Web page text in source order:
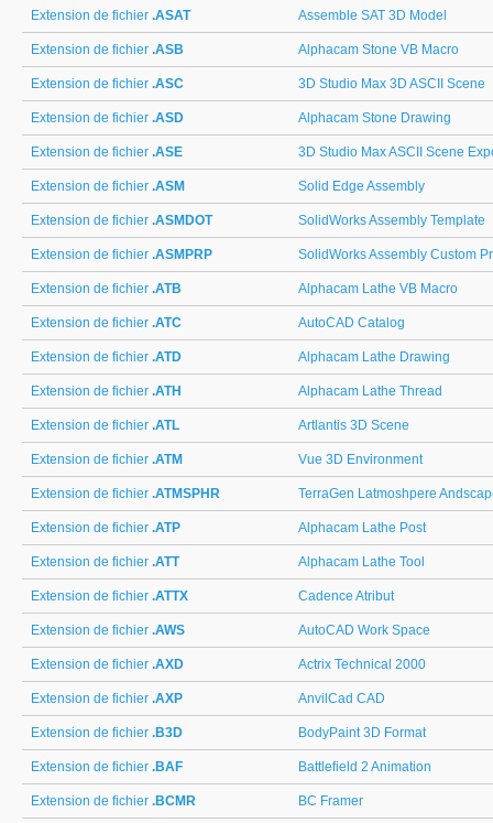
Extension de fichier .ASAT Assemble SAT 3D Model
Extension de fichier .ASB Alphacam Stone VB Macro
Extension de fichier .ASC 3D Studio Max 3D ASCII Scene
Extension de fichier .ASD Alphacam Stone Drawing
Extension de fichier .ASE 3D Studio Max ASCII Scene
Extension de fichier .ASM Solid Edge Assembly
Extension de fichier .ASMDOT SolidWorks Assembly Template
Extension de fichier .ASMPRP SolidWorks Assembly Custom
Extension de fichier .ATB Alphacam Lathe VB Macro
Extension de fichier .ATC AutoCAD Catalog
Extension de fichier .ATD Alphacam Lathe Drawing
Extension de fichier .ATH Alphacam Lathe Thread
Extension de fichier .ATL Artlantis 3D Scene
Extension de fichier .ATM Vue 3D Environment
Extension de fichier .ATMSPHR TerraGen Latmoshpere
Extension de fichier .ATP Alphacam Lathe Post
Extension de fichier .ATT Alphacam Lathe Tool
Extension de fichier .ATTX Cadence Atribut
Extension de fichier .AWS AutoCAD Work Space
Extension de fichier .AXD Actrix Technical 2000
Extension de fichier .AXP AnvilCad CAD
Extension de fichier .B3D BodyPaint 3D Format
Extension de fichier .BAF Battlefield 2 Animation
Extension de fichier .BCMR BC Framer